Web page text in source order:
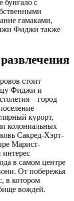
бунгало с
гамаками,
Фиджи также
стоит
Фиджи и
– город
курорт,
колониальных
Сакред-Хэрт-
Марист-
в самом центре
От побережья
в котором
вождей.